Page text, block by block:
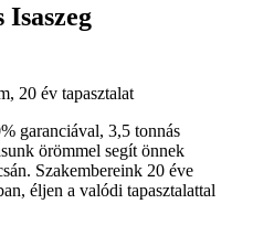
20 év tapasztalat
garanciával, 3,5 tonnás
örömmel segít önnek
Szakembereink 20 éve
éljen a valódi tapasztalattal